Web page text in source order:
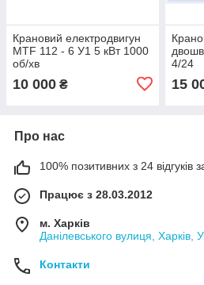
Крановий електродвигун
MTF 112 - 6 У1 5 кВт 1000
об/хв
10 000 ₴
4/24
15
Про нас
100% позитивних з 24 відгуків
Працює з 28.03.2012
м. Харків
Данілевського вулиця, Харків,
Контакти